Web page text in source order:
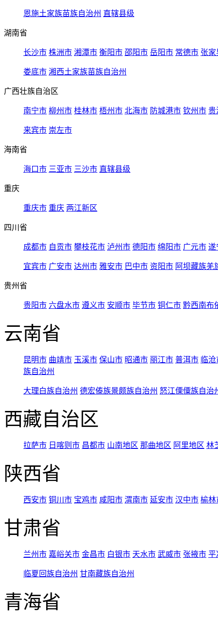
恩施土家族苗族自治州 直辖县级
湖南省
长沙市 株洲市 湘潭市 衡阳市 邵阳市 岳阳市 常德市 张家
娄底市 湘西土家族苗族自治州
广西壮族自治区
南宁市 柳州市 桂林市 梧州市 北海市 防城港市 钦州市 贵
来宾市 崇左市
海南省
海口市 三亚市 三沙市 直辖县级
重庆
重庆市 重庆 两江新区
四川省
成都市 自贡市 攀枝花市 泸州市 德阳市 绵阳市 广元市 遂
宜宾市 广安市 达州市 雅安市 巴中市 资阳市 阿坝藏族羌
贵州省
贵阳市 六盘水市 遵义市 安顺市 毕节市 铜仁市 黔西南布
云南省
昆明市 曲靖市 玉溪市 保山市 昭通市 丽江市 普洱市 临
族自治州
大理白族自治州 德宏傣族景颇族自治州 怒江傈僳族自治
西藏自治区
拉萨市 日喀则市 昌都市 山南地区 那曲地区 阿里地区 林
陕西省
西安市 铜川市 宝鸡市 咸阳市 渭南市 延安市 汉中市 榆林
甘肃省
兰州市 嘉峪关市 金昌市 白银市 天水市 武威市 张掖市 平
临夏回族自治州 甘南藏族自治州
青海省